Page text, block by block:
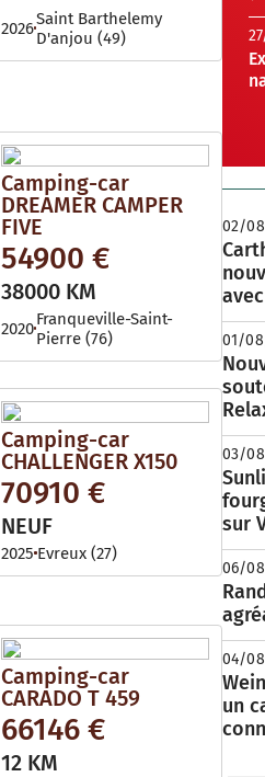
2026Saint Barthelemy
D'anjou (49)
Camping-car
DREAMER CAMPER
FIVE
54900 €
38000 KM
2020Franqueville-Saint-
Pierre (76)
Camping-car
CHALLENGER X150
70910 €
NEUF
2025 Evreux (27)
Camping-car
CARADO T 459
66146 €
12 KM
02/
01/
03/
sur
06/
04/
un